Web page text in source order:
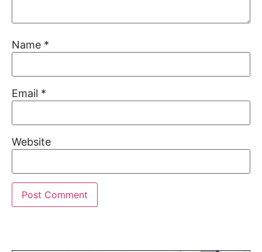
Name *
Email *
Website